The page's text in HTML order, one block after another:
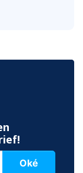
Oké